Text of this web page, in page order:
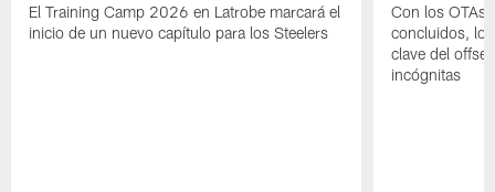
El Training Camp 2026 en Latrobe marcará el
inicio de un nuevo capítulo para los Steelers
Con los OTAs
concluidos,
clave del
incógnitas